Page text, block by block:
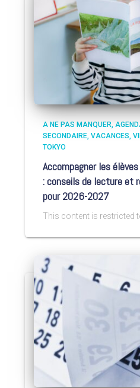
A NE PAS MANQUER
SECONDAIRE VACANCES
TOKYO
Accompagner les
: conseils de lecture et
pour 2026-2027
This content is restricted